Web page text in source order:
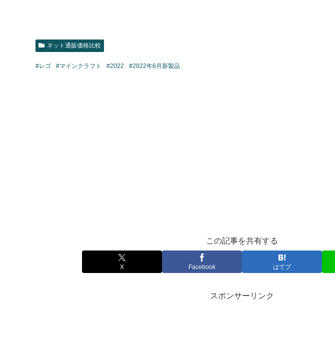
ネット通販価格比較
#レゴ #マインクラフト #2022 #2022年6月新製品
この記事を共有する
X Facebook はてブ
スポンサーリンク